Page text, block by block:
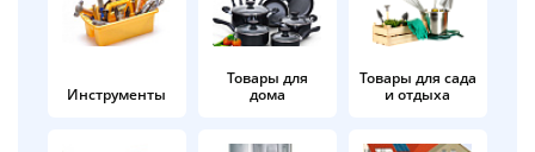
Инструменты
Товары для
дома
Товары для сада
и отдыха
Оплачивайте сегодня только
25% картой любого банка